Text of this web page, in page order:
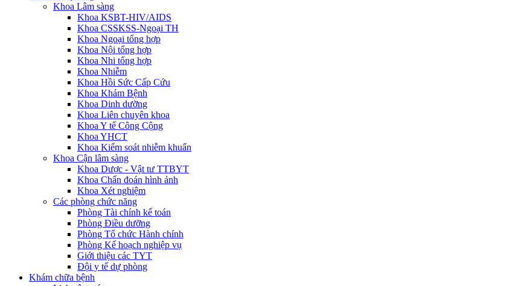
Khoa Lâm sàng
Khoa KSBT-HIV/AIDS
Khoa CSSKSS-Ngoại TH
Khoa Ngoại tổng hợp
Khoa Nội tổng hợp
Khoa Nhi tổng hợp
Khoa Nhiễm
Khoa Hồi Sức Cấp Cứu
Khoa Khám Bệnh
Khoa Dinh dưỡng
Khoa Liên chuyên khoa
Khoa Y tế Công Cộng
Khoa YHCT
Khoa Kiểm soát nhiễm khuẩn
Khoa Cận lâm sàng
Khoa Dược - Vật tư TTBYT
Khoa Chẩn đoán hình ảnh
Khoa Xét nghiệm
Các phòng chức năng
Phòng Tài chính kế toán
Phòng Điều dưỡng
Phòng Tổ chức Hành chính
Phòng Kế hoạch nghiệp vụ
Giới thiệu các TYT
Đội y tế dự phòng
Khám chữa bệnh